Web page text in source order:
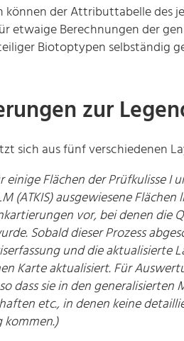
der Attributtabelle des
etwaige Berechnungen der
Biotoptypen selbständig
zur
sich aus fünf verschiedenen
einige Flächen der Prüfkulisse
(ATKIS) ausgewiesene
vor, bei denen die
Sobald dieser Prozess
und die
Karte aktualisiert. Für
dass sie in den generalisierten
etc., in denen keine